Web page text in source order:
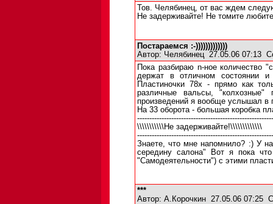
Тов. Челябинец, от вас ждем
Не задерживайте! Не томите
Постараемся :-)))))))))))))
Автор: Челябинец27.05.06 07:13
Пока разбираю n-ное
держат в отличном состоянии
Пластиночки 78х - прямо как
различные вальсы,
произведений я вообще услышал в
На 33 оборота - большая коробка
\\\\\\\\\\\Не задерживайте!\\\\\\\\\\\\\
Знаете, что мне напомнило? :) У
середину салона" Вот я пока
"Самодеятельности") с этими
***
Автор: А.Корочкин 27.05.06 07:25